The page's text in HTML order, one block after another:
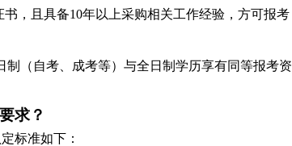
，且具备10年以上采购相关工作经验，方可报考
（自考、成考等）与全日制学历享有同等报考资
求？
标准如下：